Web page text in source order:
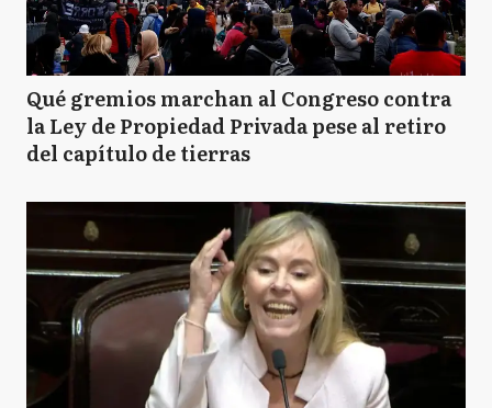
Qué gremios marchan al Congreso contra
la Ley de Propiedad Privada pese al retiro
del capítulo de tierras